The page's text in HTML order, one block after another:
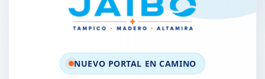
NUEVO PORTAL EN CAMINO